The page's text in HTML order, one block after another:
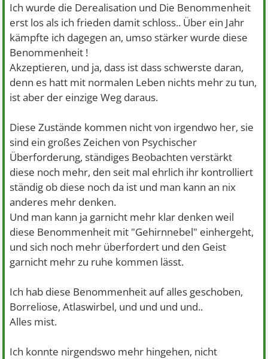
Ich wurde die Derealisation und Die Benommenheit
erst los als ich frieden damit schloss.. Über ein Jahr
kämpfte ich dagegen an, umso stärker wurde diese
Benommenheit !
Akzeptieren, und ja, dass ist dass schwerste daran,
denn es hatt mit normalen Leben nichts mehr zu tun,
ist aber der einzige Weg daraus.
Diese Zustände kommen nicht von irgendwo her, sie
sind ein großes Zeichen von Psychischer
Überforderung, ständiges Beobachten verstärkt
diese noch mehr, den seit mal ehrlich ihr kontrolliert
ständig ob diese noch da ist und man kann an nix
anderes mehr denken.
Und man kann ja garnicht mehr klar denken weil
diese Benommenheit mit "Gehirnnebel" einhergeht,
und sich noch mehr überfordert und den Geist
garnicht mehr zu ruhe kommen lässt.
Ich hab diese Benommenheit auf alles geschoben,
Borreliose, Atlaswirbel, und und und und..
Alles mist.
Ich konnte nirgendswo mehr hingehen, nicht